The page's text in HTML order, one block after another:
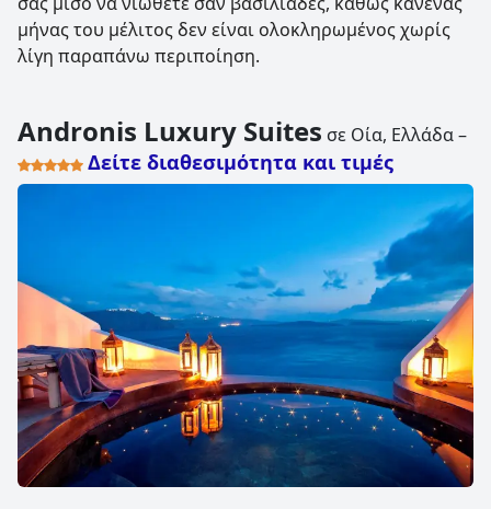
μήνας του μέλιτος δεν είναι ολοκληρωμένος χωρίς
λίγη παραπάνω περιποίηση.
Andronis Luxury Suites σε Οία, Ελλάδα –
Δείτε διαθεσιμότητα και τιμές